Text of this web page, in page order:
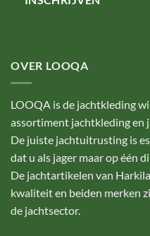
OVER LOOQA
LOOQA is de jachtkleding
assortiment jachtkleding en
De juiste jachtuitrusting is
dat u als jager maar op één
De jachtartikelen van
kwaliteit en beiden merken
de jachtsector.